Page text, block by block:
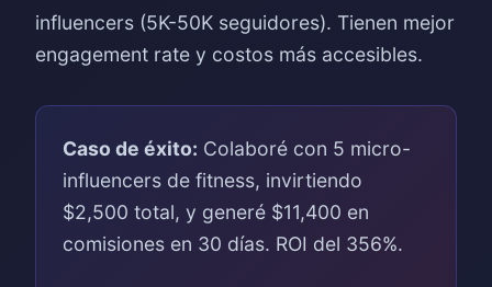
influencers (5K-50K seguidores). Tienen mejor
engagement rate y costos más accesibles.
Caso de éxito: Colaboré con 5 micro-
influencers de fitness, invirtiendo
$2,500 total, y generé $11,400 en
comisiones en 30 días. ROI del 356%.